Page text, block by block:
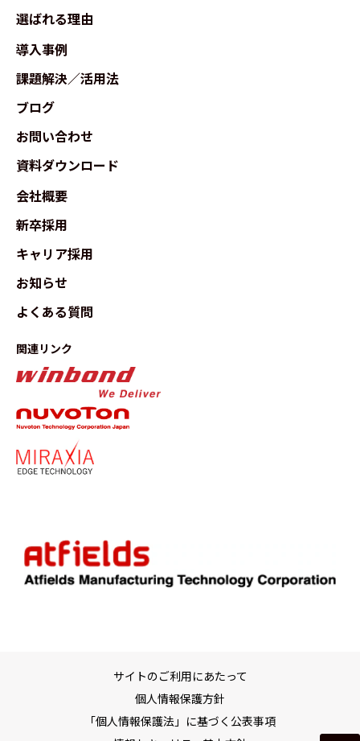
選ばれる理由
導入事例
課題解決／活用法
ブログ
お問い合わせ
資料ダウンロード
会社概要
新卒採用
キャリア採用
お知らせ
よくある質問
関連リンク
サイトのご利用にあたって
個人情報保護方針
「個人情報保護法」に基づく公表事項